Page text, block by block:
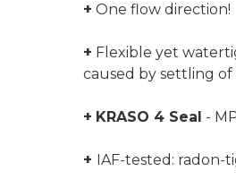
+ One flow direction!
+ Flexible yet
caused by settling of
+ KRASO 4 Seal -
+ IAF-tested: radon-